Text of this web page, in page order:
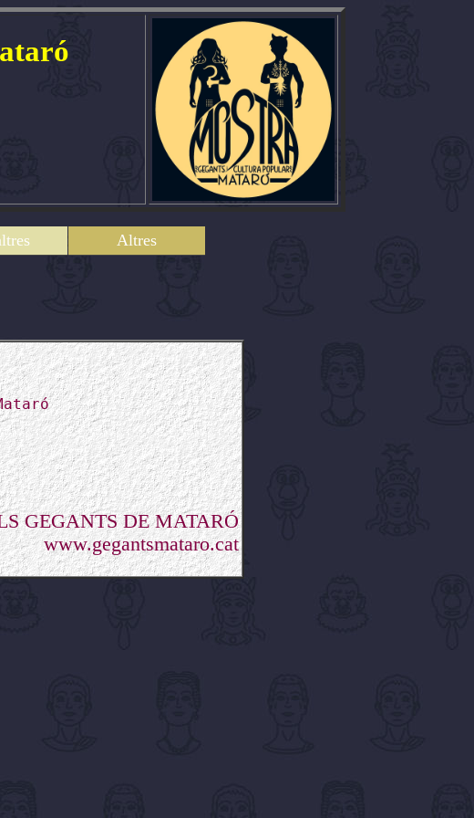
Altres
GEGANTS DE MATARÓ
www.gegantsmataro.cat